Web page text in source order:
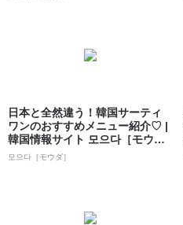
日本と全然違う！韓国サーティ
ワンのおすすめメニュー紹介♡ |
韓国情報サイト 모으다［モウ
ダ］
모으다［モウダ］